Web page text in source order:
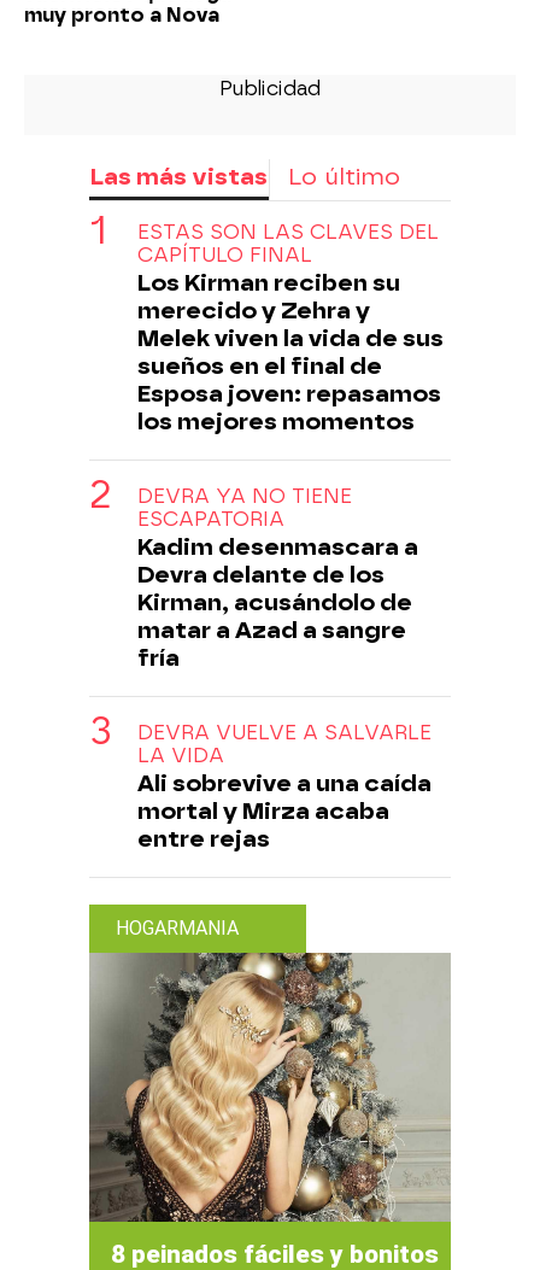
muy pronto a Nova
Las más vistas Lo último
ESTAS SON LAS CLAVES DEL
CAPÍTULO FINAL
Los Kirman reciben su
merecido y Zehra y
Melek viven la vida de sus
sueños en el final de
Esposa joven: repasamos
los mejores momentos
DEVRA YA NO TIENE
ESCAPATORIA
Kadim desenmascara a
Devra delante de los
Kirman, acusándolo de
matar a Azad a sangre
fría
DEVRA VUELVE A SALVARLE
LA VIDA
Ali sobrevive a una caída
mortal y Mirza acaba
entre rejas
HOGARMANIA
8 peinados fáciles y bonitos